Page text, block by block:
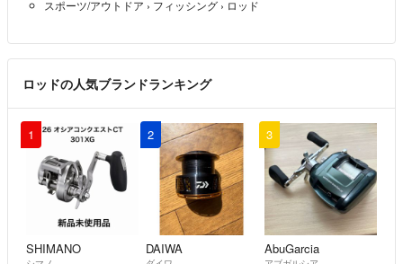
23,800円でしたら可能です。
ご検討よろしくお願い致します。
出品者 ミニマリスト- 2年弱前
こんにちは。購入を検討しているのですが、お値下げしていただくこ
とは可能でしょうか？よろしくお願いいたします。
- 2年弱前
スポーツ/アウトドア › フィッシング › ロッド
ロッドの人気ブランドランキング
1
SHIMANO
2
DAIWA
3
AbuGarcia